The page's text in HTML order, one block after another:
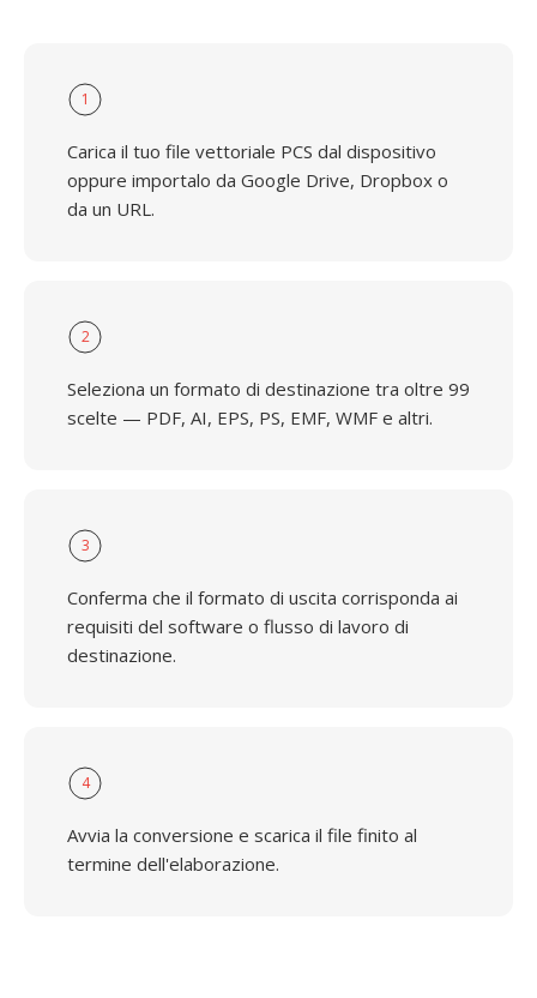
1
Carica il tuo file vettoriale PCS dal dispositivo
oppure importalo da Google Drive, Dropbox o
da un URL.
2
Seleziona un formato di destinazione tra oltre 99
scelte — PDF, AI, EPS, PS, EMF, WMF e altri.
3
Conferma che il formato di uscita corrisponda ai
requisiti del software o flusso di lavoro di
destinazione.
4
Avvia la conversione e scarica il file finito al
termine dell'elaborazione.